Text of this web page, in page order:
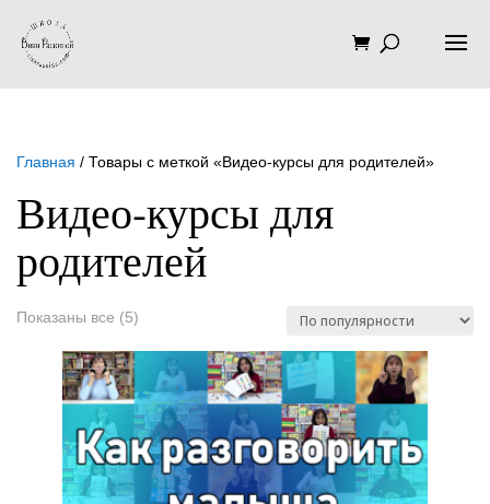
Главная / Товары с меткой «Видео-курсы для родителей»
Видео-курсы для
родителей
Показаны все (5)
популярности